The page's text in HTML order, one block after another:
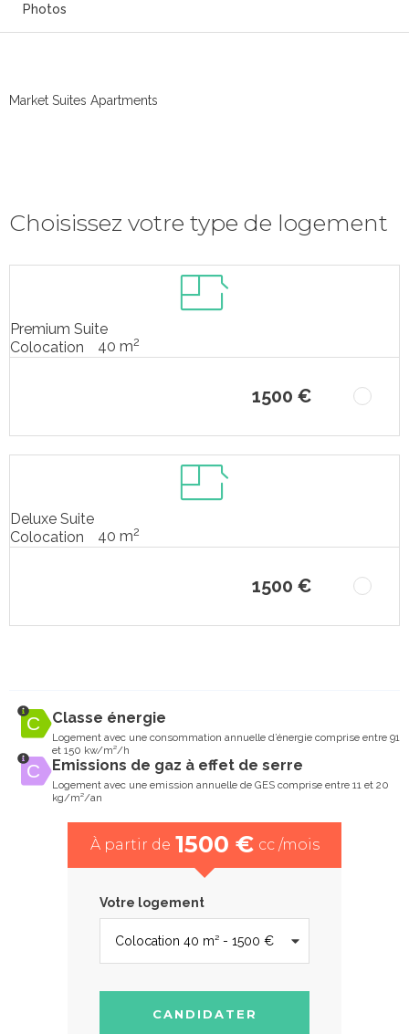
Photos
Market Suites Apartments
Choisissez votre type de logement
Premium Suite
Colocation
40 m2
1500 €
Deluxe Suite
Colocation
40 m2
1500 €
Classe énergie
Logement avec une consommation annuelle d’énergie comprise entre 91
et 150 kw/m²/h
Emissions de gaz à effet de serre
Logement avec une emission annuelle de GES comprise entre 11 et 20
kg/m²/an
À partir de 1500 € cc /mois
Votre logement
CANDIDATER